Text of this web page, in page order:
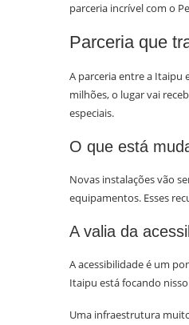
parceria incrível com o
Parceria que
A parceria entre a Itaipu
milhões, o lugar vai
especiais.
O que está
Novas instalações vão
equipamentos. Esses
A valia da
A acessibilidade é um
Itaipu está focando
Uma infraestrutura